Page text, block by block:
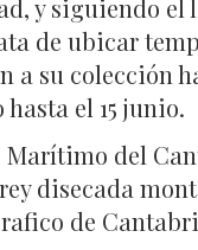
y siguiendo el
de ubicar
a su colección
hasta el 15 junio.
Marítimo del
disecada
de